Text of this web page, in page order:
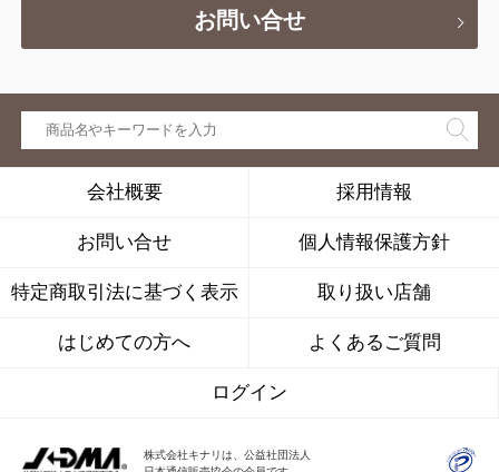
お問い合せ
会社概要 採用情報
お問い合せ 個人情報保護方針
特定商取引法に基づく表示 取り扱い店舗
はじめての方へ よくあるご質問
ログイン
株式会社キナリは、公益社団法人